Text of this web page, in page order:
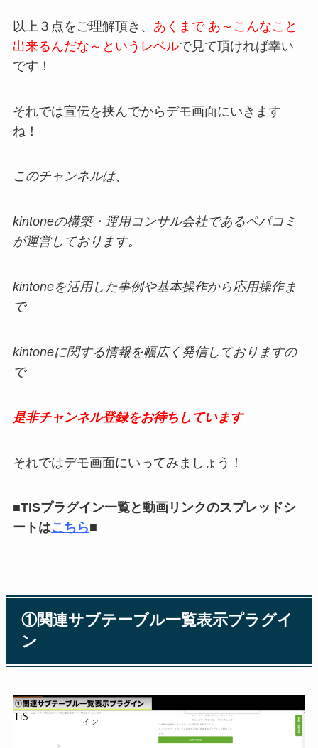
以上３点をご理解頂き、 あくまで あ～こんなこ と
出来るんだな～というレベルで見て頂ければ幸い
です！
それでは宣伝を挟んでからデモ画面にいきます
ね！
このチャンネルは、
kintoneの構築・運用コンサル会社であるペパコミ
が運営しております。
kintoneを活用した事例や基本操作から応用操作ま
で
kintoneに関する情報を幅広く発信しておりますの
で
是非チャンネル登録をお待ちしています
それではデモ画面にいってみましょう！
■TISプラグイン一覧と動画リンクのスプレッドシ
ートはこちら■
①関連サブテーブル一覧表示プラグイ
ン